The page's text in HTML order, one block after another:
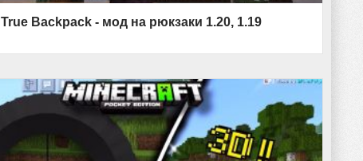
True Backpack - мод на рюкзаки 1.20, 1.19